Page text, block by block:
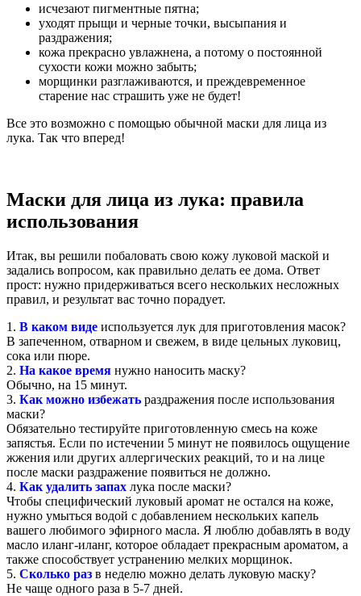
исчезают пигментные пятна;
уходят прыщи и черные точки, высыпания и
раздражения;
кожа прекрасно увлажнена, а потому о постоянной
сухости кожи можно забыть;
морщинки разглаживаются, и преждевременное
старение нас страшить уже не будет!
Все это возможно с помощью обычной маски для лица из
лука. Так что вперед!
Маски для лица из лука: правила
использования
Итак, вы решили побаловать свою кожу луковой маской и
задались вопросом, как правильно делать ее дома. Ответ
прост: нужно придерживаться всего нескольких несложных
правил, и результат вас точно порадует.
1. В каком виде используется лук для приготовления масок?
В запеченном, отварном и свежем, в виде цельных луковиц,
сока или пюре.
2. На какое время нужно наносить маску?
Обычно, на 15 минут.
3. Как можно избежать раздражения после использования
маски?
Обязательно тестируйте приготовленную смесь на коже
запястья. Если по истечении 5 минут не появилось ощущение
жжения или других аллергических реакций, то и на лице
после маски раздражение появиться не должно.
4. Как удалить запах лука после маски?
Чтобы специфический луковый аромат не остался на коже,
нужно умыться водой с добавлением нескольких капель
вашего любимого эфирного масла. Я люблю добавлять в воду
масло иланг-иланг, которое обладает прекрасным ароматом, а
также способствует устранению мелких морщинок.
5. Сколько раз в неделю можно делать луковую маску?
Не чаще одного раза в 5-7 дней.